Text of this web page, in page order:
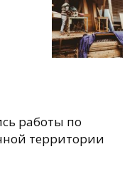
работы по
территории